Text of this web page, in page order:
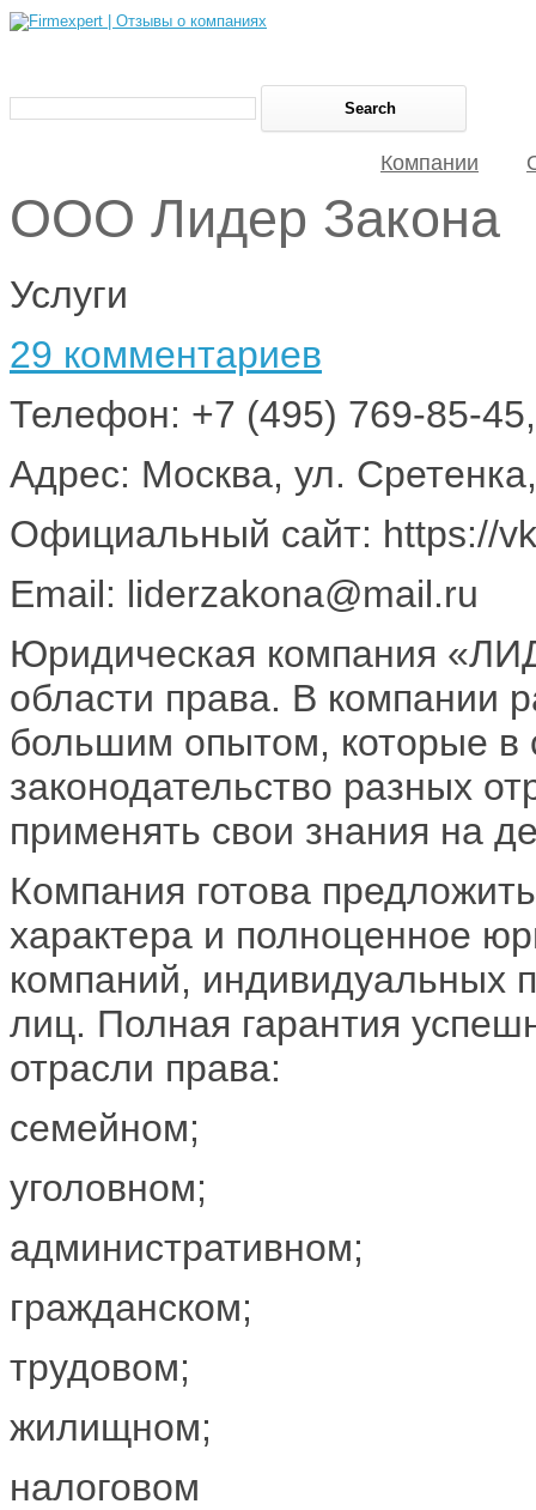
Компании
ООО Лидер Закона
Услуги
29 комментариев
Телефон: +7 (495) 769-85-
Адрес: Москва, ул.
Официальный сайт: https://
Email: liderzakona@mail.ru
Юридическая компания
области права. В компании
большим опытом, которые в
законодательство разных
применять свои знания на
Компания готова
характера и полноценное
компаний, индивидуальных
лиц. Полная гарантия
отрасли права:
семейном;
уголовном;
административном;
гражданском;
трудовом;
жилищном;
налоговом